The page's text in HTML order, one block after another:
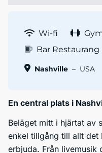
Wi-fi
Bar Restaurang
Nashville – USA
En central plats i
Beläget mitt i hjärtat av
enkel tillgång till allt det
erbjuda. Från livemusik